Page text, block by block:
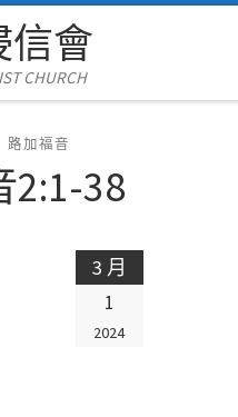
信會
CHURCH
路加福音
2:1-38
3 月
1
2024